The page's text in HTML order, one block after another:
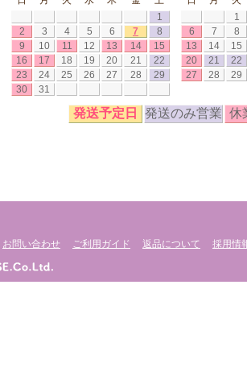
1
2
3 4 5 6 7
8
9
10 11 12 13 14
15
16
17 18 19 20 21
22
23
24 25 26 27 28
29
30
31
1
6
7 8
13
14 15
20
21 22
27
28 29
発送予定日 発送のみ営業 休
お問い合わせ ご利用ガイド 返品について 採用情